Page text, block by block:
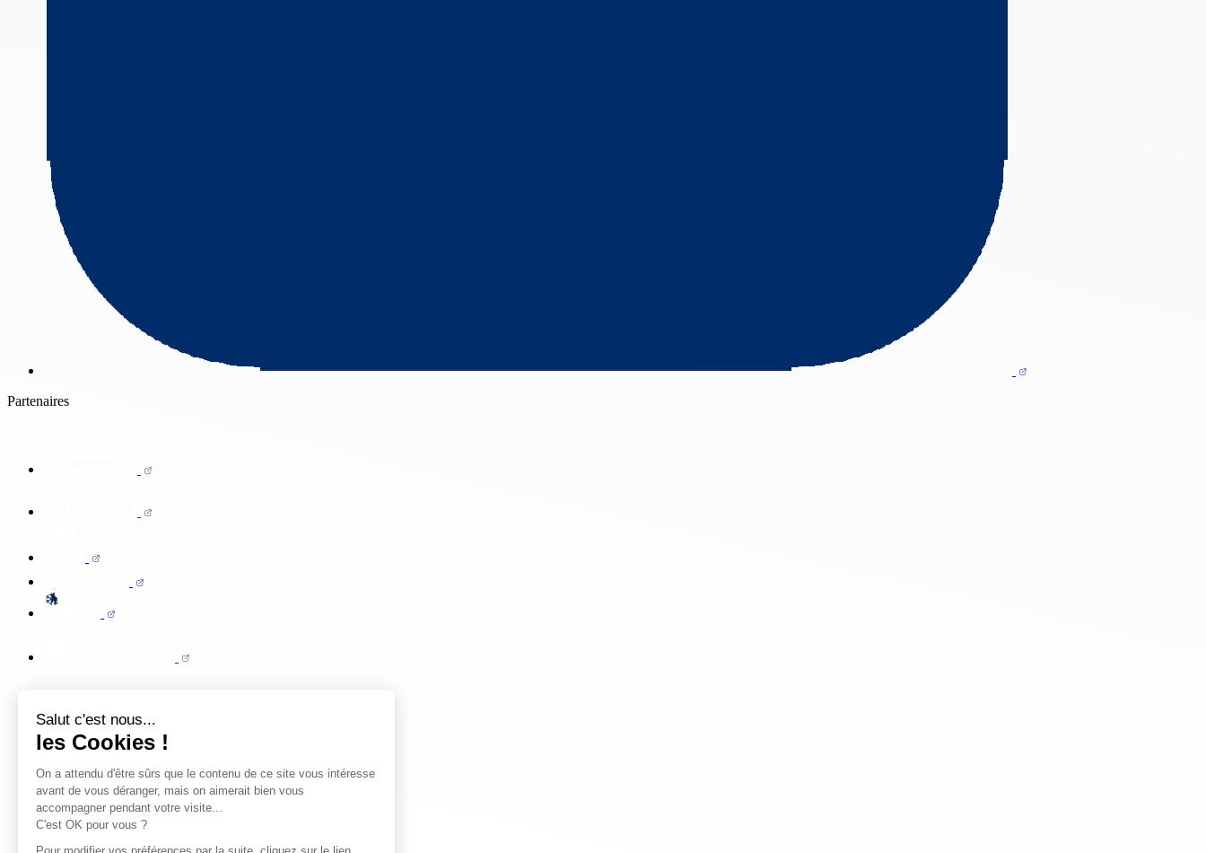
Salut c'est nous...
les Cookies !
On a attendu d'être sûrs que le contenu de ce site vous intéresse
avant de vous déranger, mais on aimerait bien vous
accompagner pendant votre visite...
C'est OK pour vous ?
Pour modifier vos préférences par la suite, cliquez sur le lien
Partenaires